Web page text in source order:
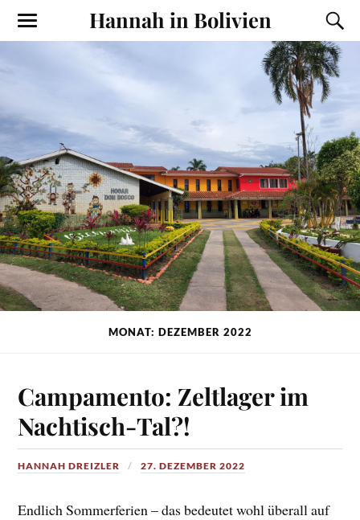
Hannah in Bolivien
MONAT: DEZEMBER 2022
Campamento: Zeltlager im
Nachtisch-Tal?!
HANNAH DREIZLER 27. DEZEMBER 2022
Endlich Sommerferien – das bedeutet wohl überall auf